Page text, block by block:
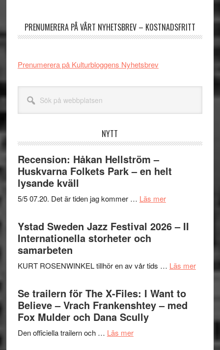
PRENUMERERA PÅ VÅRT NYHETSBREV – KOSTNADSFRITT
Prenumerera på Kulturbloggens Nyhetsbrev
webbplatsen
NYTT
Recension: Håkan Hellström –
Huskvarna Folkets Park – en helt
lysande kväll
5/5 07.20. Det är tiden jag kommer … Läs merom
Håkan
Hellström
Folkets
–
en
Ystad Sweden Jazz Festival 2026 – II
Internationella storheter och
samarbeten
KURT ROSENWINKEL tillhör en av vår tids … Läs merom
Se trailern för The X-Files: I Want to
Believe – Vrach Frankenshtey – med
Fox Mulder och Dana Scully
Den officiella trailern och … Läs merom